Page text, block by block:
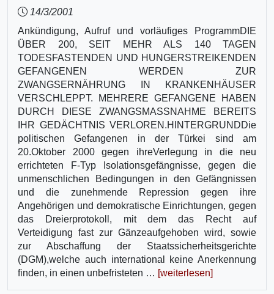
14/3/2001
Ankündigung, Aufruf und vorläufiges ProgrammDIE
ÜBER 200, SEIT MEHR ALS 140 TAGEN
TODESFASTENDEN UND HUNGERSTREIKENDEN
GEFANGENEN WERDEN ZUR
ZWANGSERNÄHRUNG IN KRANKENHÄUSER
VERSCHLEPPT. MEHRERE GEFANGENE HABEN
DURCH DIESE ZWANGSMASSNAHME BEREITS
IHR GEDÄCHTNIS VERLOREN.HINTERGRUNDDie
politischen Gefangenen in der Türkei sind am
20.Oktober 2000 gegen ihreVerlegung in die neu
errichteten F-Typ Isolationsgefängnisse, gegen die
unmenschlichen Bedingungen in den Gefängnissen
und die zunehmende Repression gegen ihre
Angehörigen und demokratische Einrichtungen, gegen
das Dreierprotokoll, mit dem das Recht auf
Verteidigung fast zur Gänzeaufgehoben wird, sowie
zur Abschaffung der Staatssicherheitsgerichte
(DGM),welche auch international keine Anerkennung
finden, in einen unbefristeten … [weiterlesen]